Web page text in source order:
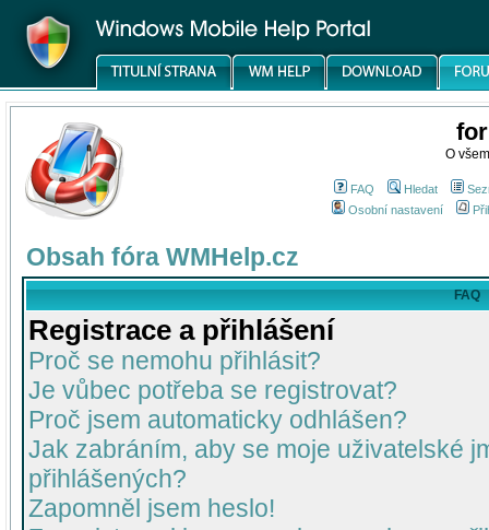
O
FAQ Hledat
Osobní nastavení
Obsah fóra WMHelp.cz
FAQ
Registrace a přihlášení
Proč se nemohu přihlásit?
Je vůbec potřeba se registrovat?
Proč jsem automaticky odhlášen?
Jak zabráním, aby se moje uživatelské
přihlášených?
Zapomněl jsem heslo!